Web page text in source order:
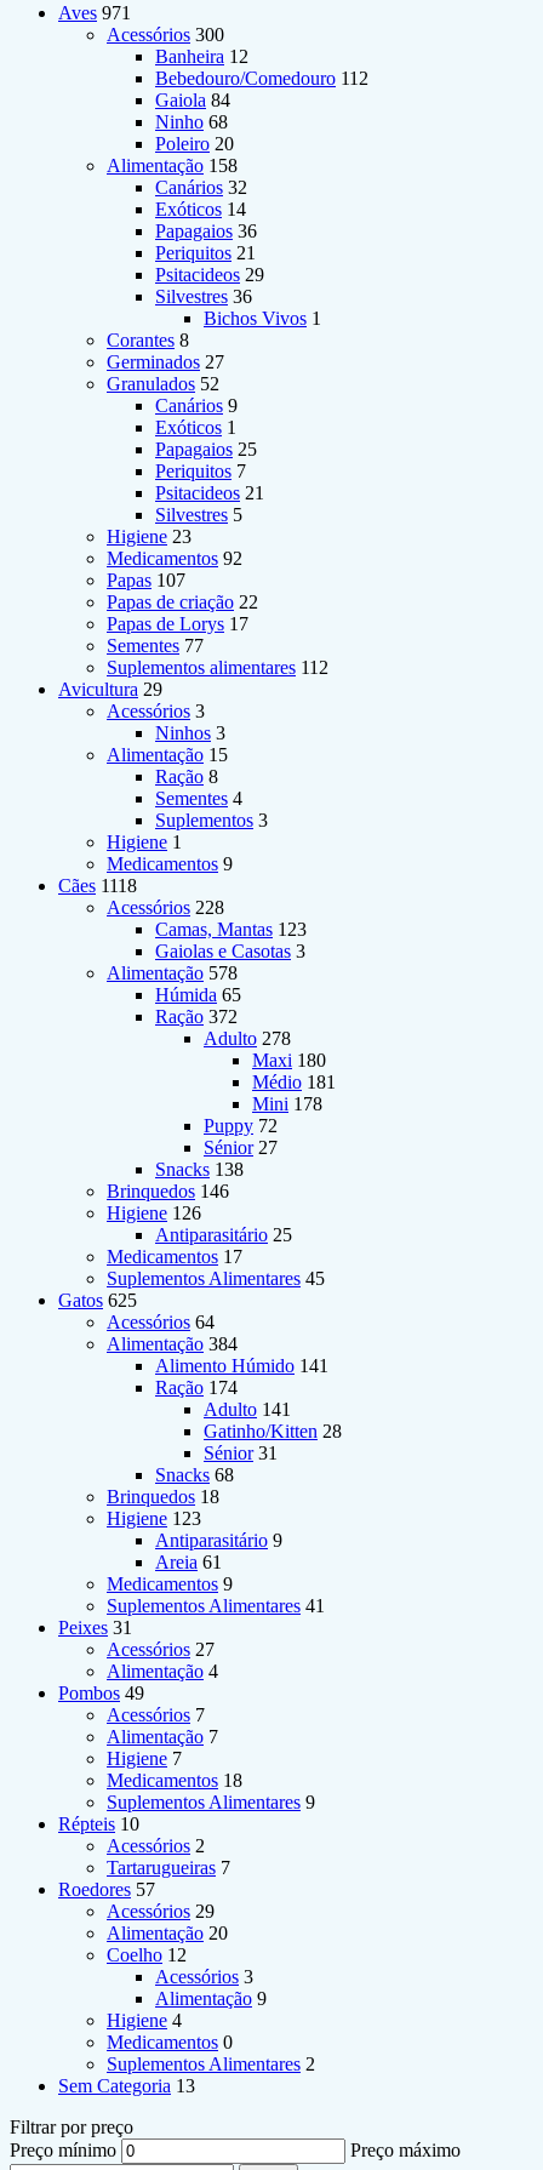
Aves 971
Acessórios 300
Banheira 12
Bebedouro/Comedouro 112
Gaiola 84
Ninho 68
Poleiro 20
Alimentação 158
Canários 32
Exóticos 14
Papagaios 36
Periquitos 21
Psitacideos 29
Silvestres 36
Bichos Vivos 1
Corantes 8
Germinados 27
Granulados 52
Canários 9
Exóticos 1
Papagaios 25
Periquitos 7
Psitacideos 21
Silvestres 5
Higiene 23
Medicamentos 92
Papas 107
Papas de criação 22
Papas de Lorys 17
Sementes 77
Suplementos alimentares 112
Avicultura 29
Acessórios 3
Ninhos 3
Alimentação 15
Ração 8
Sementes 4
Suplementos 3
Higiene 1
Medicamentos 9
Cães 1118
Acessórios 228
Camas, Mantas 123
Gaiolas e Casotas 3
Alimentação 578
Húmida 65
Ração 372
Adulto 278
Maxi 180
Médio 181
Mini 178
Puppy 72
Sénior 27
Snacks 138
Brinquedos 146
Higiene 126
Antiparasitário 25
Medicamentos 17
Suplementos Alimentares 45
Gatos 625
Acessórios 64
Alimentação 384
Alimento Húmido 141
Ração 174
Adulto 141
Gatinho/Kitten 28
Sénior 31
Snacks 68
Brinquedos 18
Higiene 123
Antiparasitário 9
Areia 61
Medicamentos 9
Suplementos Alimentares 41
Peixes 31
Acessórios 27
Alimentação 4
Pombos 49
Acessórios 7
Alimentação 7
Higiene 7
Medicamentos 18
Suplementos Alimentares 9
Répteis 10
Acessórios 2
Tartarugueiras 7
Roedores 57
Acessórios 29
Alimentação 20
Coelho 12
Acessórios 3
Alimentação 9
Higiene 4
Medicamentos 0
Suplementos Alimentares 2
Sem Categoria 13
Filtrar por preço
Preço mínimo
Preço máximo